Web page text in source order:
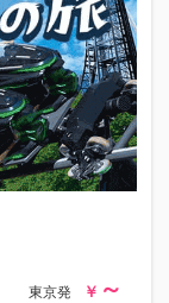
東京発